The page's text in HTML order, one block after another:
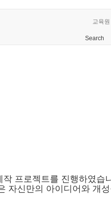
교육원
Search
프로젝트를 진행하였습
자신만의 아이디어와 개